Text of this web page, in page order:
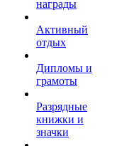
награды
Активный
отдых
Дипломы и
грамоты
Разрядные
книжки и
значки